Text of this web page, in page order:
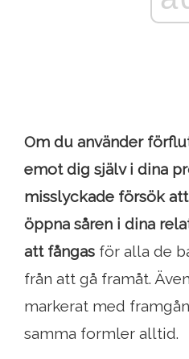
Om du använder
emot dig själv i dina
misslyckade försök
öppna såren i dina
att fångas för alla de
från att gå framåt.
markerat med
samma formler alltid.